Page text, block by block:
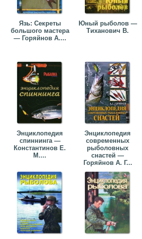
Язь: Секреты
большого мастера
— Горяйнов А....
Юный рыболов —
Тиханович В.
Энциклопедия
спиннинга —
Константинов Е.
М....
Энциклопедия
современных
рыболовных
снастей —
Горяйнов А. Г...